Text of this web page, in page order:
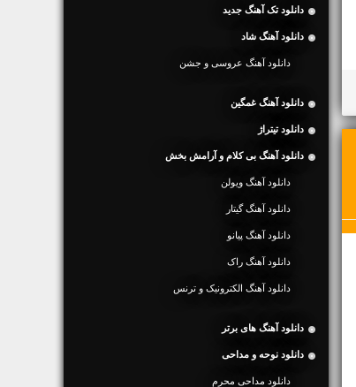
دانلود تک آهنگ جدید
دانلود آهنگ شاد
دانلود آهنگ عروسی و جشن
دانلود آهنگ غمگین
دانلود تیتراژ
دانلود آهنگ بی کلام و آرامش بخش
دانلود آهنگ ویولن
دانلود آهنگ گیتار
دانلود آهنگ پیانو
دانلود آهنگ راک
دانلود آهنگ الکترونیک و ترنس
دانلود آهنگ های برتر
دانلود نوحه و مداحی
دانلود مداحی محرم